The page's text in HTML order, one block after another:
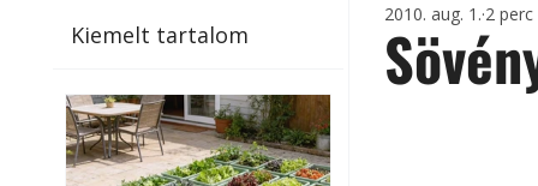
Kiemelt tartalom
2010. aug. 1. 2